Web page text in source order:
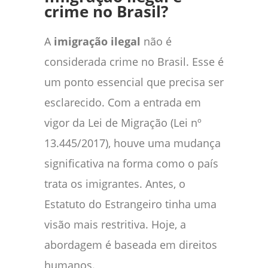
crime no Brasil?
A imigração ilegal não é
considerada crime no Brasil. Esse é
um ponto essencial que precisa ser
esclarecido. Com a entrada em
vigor da Lei de Migração (Lei nº
13.445/2017), houve uma mudança
significativa na forma como o país
trata os imigrantes. Antes, o
Estatuto do Estrangeiro tinha uma
visão mais restritiva. Hoje, a
abordagem é baseada em direitos
humanos.